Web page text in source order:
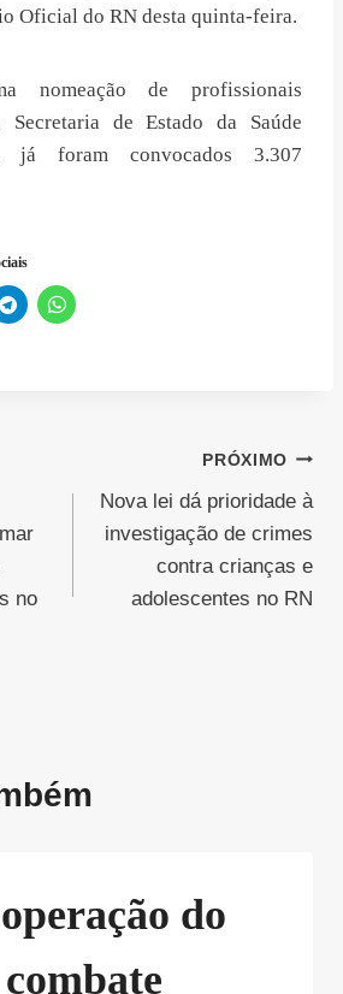
Oficial do RN desta quinta-feira.
nomeação de profissionais
Secretaria de Estado da Saúde
já foram convocados 3.307
no
PRÓXIMO
Nova lei dá prioridade à
investigação de crimes
contra crianças e
adolescentes no RN
do